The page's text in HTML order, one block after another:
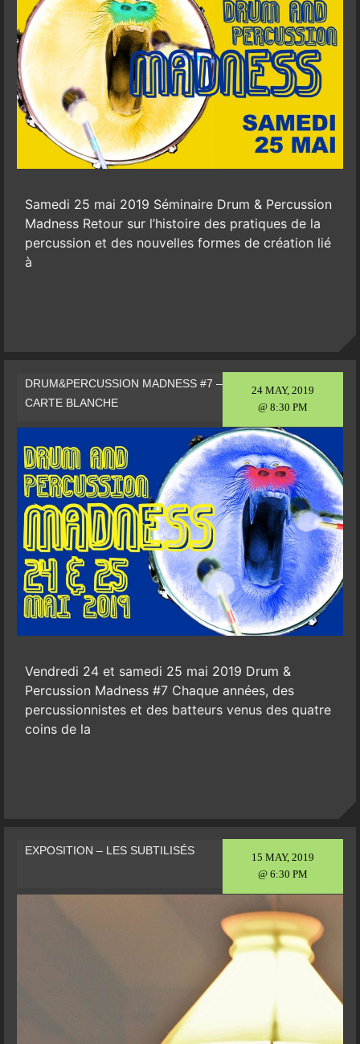
Samedi 25 mai 2019 Séminaire Drum & Percussion
Madness Retour sur l’histoire des pratiques de la
percussion et des nouvelles formes de création lié
à
24 MAY, 2019
@ 8:30 PM
DRUM&PERCUSSION MADNESS #7 –
CARTE BLANCHE
Vendredi 24 et samedi 25 mai 2019 Drum &
Percussion Madness #7 Chaque années, des
percussionnistes et des batteurs venus des quatre
coins de la
15 MAY, 2019
@ 6:30 PM
EXPOSITION – LES SUBTILISÉS